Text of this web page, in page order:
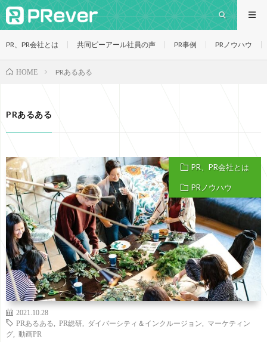
PR、PR会社とは 共同ピーアール社員の声 PR事例 PRノウハウ
HOME PRあるある
PRあるある
PR、PR会社とは
PRノウハウ
2021.10.28
PRあるある
PR総研 ダイバーシティ＆インクルージョン
マーケティン
グ
動画PR